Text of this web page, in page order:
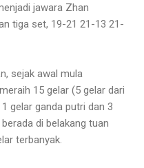
jawara Zhan
tiga set, 19-21 21-13 21-
sejak awal mula
15 gelar (5 gelar dari
gelar ganda putri dan 3
di belakang tuan
terbanyak.